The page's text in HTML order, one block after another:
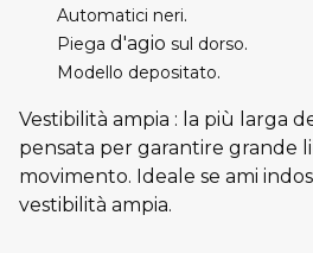
Automatici neri.
Piega d'agio sul dorso.
Modello depositato.
Vestibilità ampia : la più larga
pensata per garantire grande
movimento. Ideale se ami
vestibilità ampia.